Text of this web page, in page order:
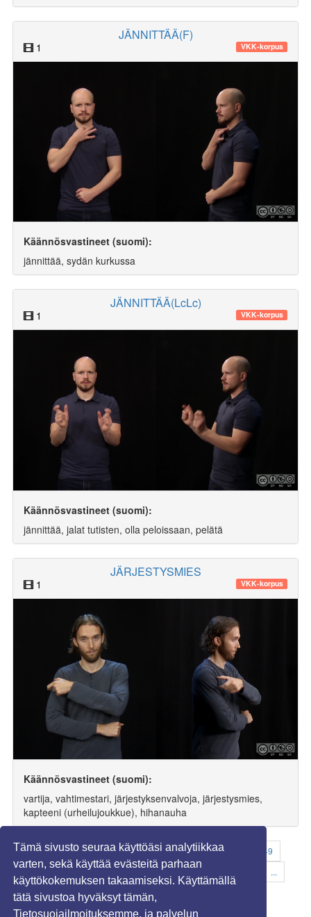
Tämä sivusto seuraa käyttöäsi analytiikkaa
varten, sekä käyttää evästeitä parhaan
käyttökokemuksen takaamiseksi. Käyttämällä
tätä sivustoa hyväksyt tämän,
Tietosuojailmoituksemme, ja palvelun
JÄNNITTÄÄ(F)
1 VKK-korpus
Käännösvastineet (suomi):
jännittää, sydän kurkussa
JÄNNITTÄÄ(LcLc)
1 VKK-korpus
Käännösvastineet (suomi):
jännittää, jalat tutisten, olla peloissaan, pelätä
JÄRJESTYSMIES
1 VKK-korpus
Käännösvastineet (suomi):
vartija, vahtimestari, järjestyksenvalvoja, järjestysmies,
kapteeni (urheilujoukkue), hihanauha
« ... 41 42 43 44 45 46 47
49
50
51 52 53 54 55 56 57
...
199
»